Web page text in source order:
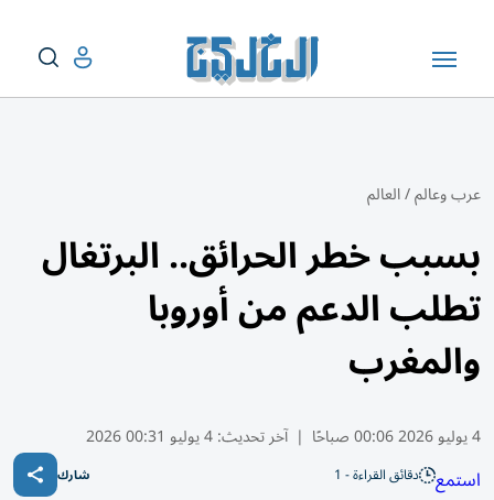
عرب وعالم/العالم
بسبب خطر الحرائق.. البرتغال
تطلب الدعم من أوروبا
والمغرب
4 يوليو 2026 00:06 صباحًا | آخر تحديث:4 يوليو 00:31 2026
استمع دقائق القراءة - 1 شارك